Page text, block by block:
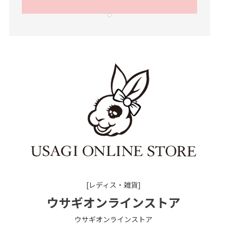
[レディス・雑貨]
ウサギオンラインストア
ウサギオンラインストア